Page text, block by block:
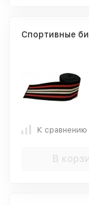
Спортивные
К сравнению
В